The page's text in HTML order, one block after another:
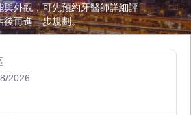
與外觀，可先預約牙醫師詳細評
後再進一步規劃。
2026